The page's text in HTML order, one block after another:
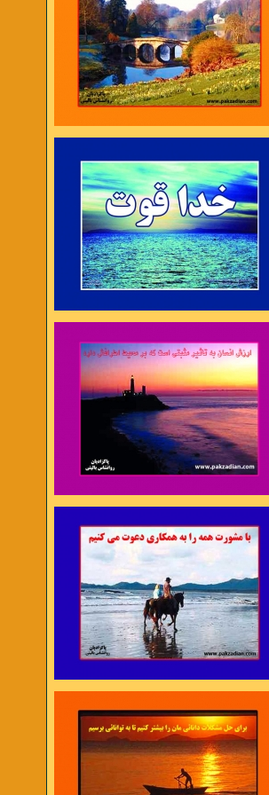
ایام غم نخواهد ماند
چنان نمانده است و چنین هم نخواهد ماند
را به همکاری دعوت می کنیم .
در غم جانانه بسوخت
آتشی بود در این خانه که کاشانه بسوخت
دوری دلبر بگداخت
آری ، دیر اندیشی نه !
اجرا مناسب ترند تا برای مشورت ،
های نو مناسب ترند تا امور روزمره »
بیکن
در دل تنگم گله هاست
که افتاده در آب
در دلم هستی و بین من و تو فاصله هاست
مرا بیم فرو ریختن است